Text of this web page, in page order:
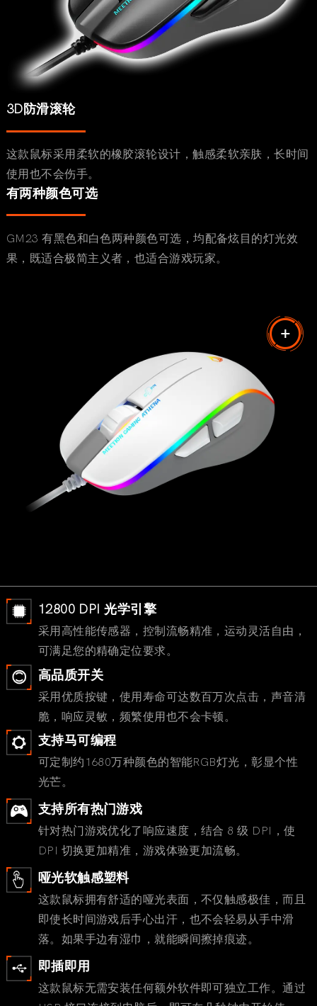
3D防滑滚轮
这款鼠标采用柔软的橡胶滚轮设计，触感柔软亲肤，长时间
使用也不会伤手。
有两种颜色可选
GM23 有黑色和白色两种颜色可选，均配备炫目的灯光效
果，既适合极简主义者，也适合游戏玩家。
12800 DPI 光学引擎
采用高性能传感器，控制流畅精准，运动灵活自由，
可满足您的精确定位要求。
高品质开关
采用优质按键，使用寿命可达数百万次点击，声音清
脆，响应灵敏，频繁使用也不会卡顿。
支持马可编程
可定制约1680万种颜色的智能RGB灯光，彰显个性
光芒。
支持所有热门游戏
针对热门游戏优化了响应速度，结合 8 级 DPI，使
DPI 切换更加精准，游戏体验更加流畅。
哑光软触感塑料
这款鼠标拥有舒适的哑光表面，不仅触感极佳，而且
即使长时间游戏后手心出汗，也不会轻易从手中滑
落。如果手边有湿巾，就能瞬间擦掉痕迹。
即插即用
这款鼠标无需安装任何额外软件即可独立工作。通过